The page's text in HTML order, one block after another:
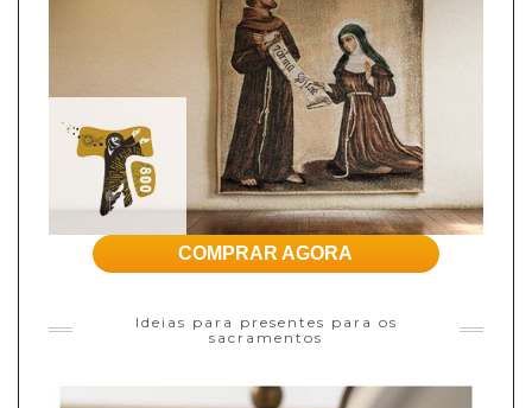
COMPRAR AGORA
Ideias para presentes para os
sacramentos